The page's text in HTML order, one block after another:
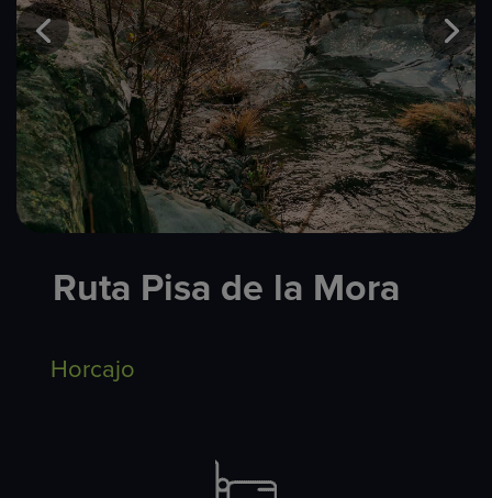
Ruta Pisa de la Mora
Horcajo